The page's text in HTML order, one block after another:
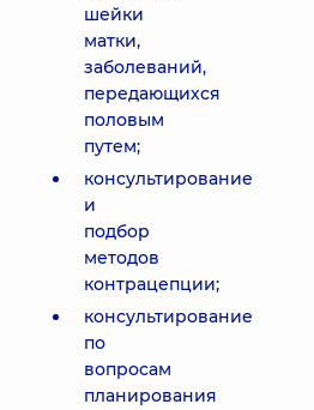
шейки
матки,
заболеваний,
передающихся
половым
путем;
консультирование
и
подбор
методов
контрацепции;
консультирование
по
вопросам
планирования